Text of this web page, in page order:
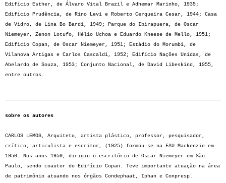
Edifício Esther, de Álvaro Vital Brazil e Adhemar Marinho, 1935;
Edifício Prudência, de Rino Levi e Roberto Cerqueira Cesar, 1944; Casa
de Vidro, de Lina Bo Bardi, 1949; Parque do Ibirapuera, de Oscar
Niemeyer, Zenon Lotufo, Hélio Uchoa e Eduardo Kneese de Mello, 1951;
Edifício Copan, de Oscar Niemeyer, 1951; Estádio do Morumbi, de
Vilanova Artigas e Carlos Cascaldi, 1952; Edifício Nações Unidas, de
Abelardo de Souza, 1953; Conjunto Nacional, de David Libeskind, 1955,
entre outros.
sobre os autores
CARLOS LEMOS, Arquiteto, artista plástico, professor, pesquisador,
crítico, articulista e escritor, (1925) formou-se na FAU Mackenzie em
1950. Nos anos 1950, dirigiu o escritório de Oscar Niemeyer em São
Paulo, sendo coautor do Edifício Copan. Teve importante atuação na área
de patrimônio atuando nos órgãos Condephaat, Iphan e Conpresp.